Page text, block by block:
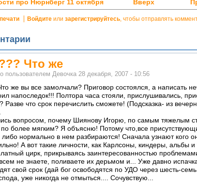
про Нюрнберг 11 октября Вверх
Войдите или зарегистрируйтесь, чтобы отправлять
Что же
пользователем Девочка 28 декабря, 2007 - 10:56
же вы все замолчали? Приговор состоялся, а написать
напоследок!!! Полтора часа стояли, прислушивались,
Разве что срок перечислить сможете! (Подсказка- из
вопросом, почему Шиянову Игорю, по самым тяжелым
более мягким? Я объясню! Потому что,все
нормально в нем разбираются! Сначала узнают кого
А вот такие личности, как Карлсоны, киндеры, альбы
цирк, прикрываясь заинтересованностью
не знаете, поливаете их дерьмом и... Уже давно
свой срок (дай бог освободятся по УДО через шесть-
уже никогда не отмыться.... Сочувствую...